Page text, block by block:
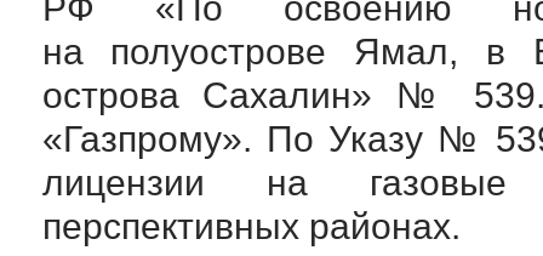
на полуострове Ямал,
острова Сахалин» №
«Газпрому». По Указу №
лицензии на газовые
перспективных районах.